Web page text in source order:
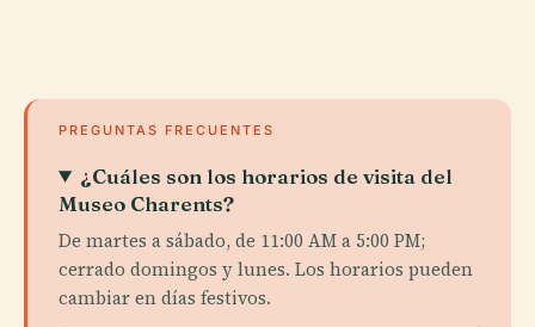
PREGUNTAS FRECUENTES
¿Cuáles son los horarios de visita del
Museo Charents?
De martes a sábado, de 11:00 AM a 5:00 PM;
cerrado domingos y lunes. Los horarios pueden
cambiar en días festivos.